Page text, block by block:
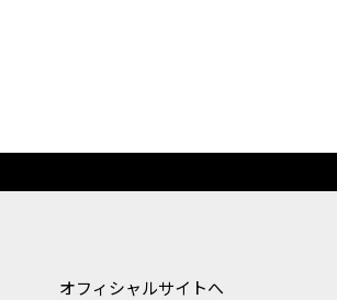
オフィシャルサイトへ